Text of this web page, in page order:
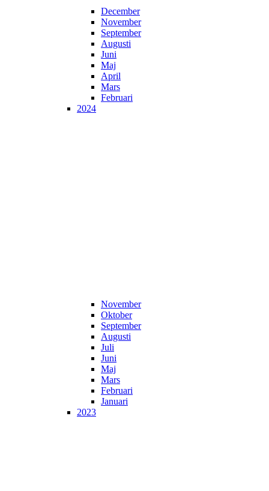
December
November
September
Augusti
Juni
Maj
April
Mars
Februari
2024
November
Oktober
September
Augusti
Juli
Juni
Maj
Mars
Februari
Januari
2023